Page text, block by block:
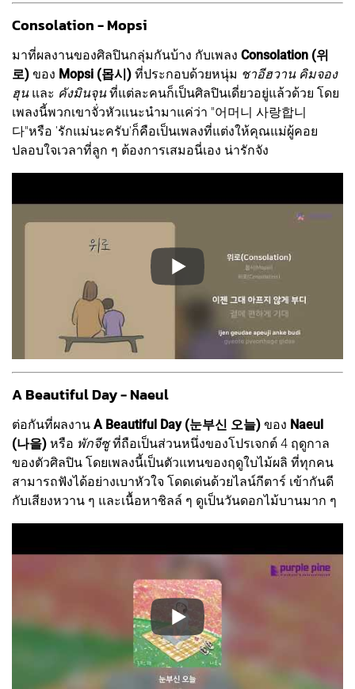
Consolation - Mopsi
มาที่ผลงานของศิลปินกลุ่มกันบ้าง กับเพลง Consolation (위
로) ของ Mopsi (몹시) ที่ประกอบด้วยหนุ่ม ชาอีฮวาน คิมจอง
ฮุน และ คังมินจุน ที่แต่ละคนก็เป็นศิลปินเดี่ยวอยู่แล้วด้วย โดย
เพลงนี้พวกเขาจั่วหัวแนะนำมาแค่ว่า "어머니 사랑합니
다"หรือ 'รักแม่นะครับ'ก็คือเป็นเพลงที่แต่งให้คุณแม่ผู้คอย
ปลอบใจเวลาที่ลูก ๆ ต้องการเสมอนี่เอง น่ารักจัง
A Beautiful Day - Naeul
ต่อกันที่ผลงาน A Beautiful Day (눈부신 오늘) ของ Naeul
(나을) หรือ พักจีซูที่ถือเป็นส่วนหนึ่งของโปรเจกต์ 4 ฤดูกาล
ของตัวศิลปิน โดยเพลงนี้เป็นตัวแทนของฤดูใบไม้ผลิ ที่ทุกคน
สามารถฟังได้อย่างเบาหัวใจ โดดเด่นด้วยไลน์กีตาร์ เข้ากันดี
กับเสียงหวาน ๆ และเนื้อหาชิลล์ ๆ ดูเป็นวันดอกไม้บานมาก ๆ